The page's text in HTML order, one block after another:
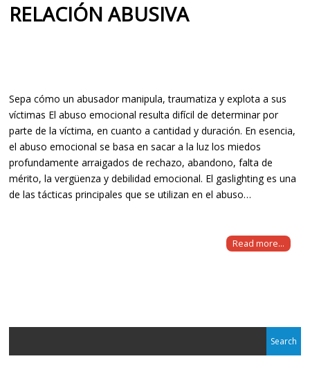
RELACIÓN ABUSIVA
Sepa cómo un abusador manipula, traumatiza y explota a sus
víctimas El abuso emocional resulta difícil de determinar por
parte de la víctima, en cuanto a cantidad y duración. En esencia,
el abuso emocional se basa en sacar a la luz los miedos
profundamente arraigados de rechazo, abandono, falta de
mérito, la vergüenza y debilidad emocional. El gaslighting es una
de las tácticas principales que se utilizan en el abuso…
Read more...